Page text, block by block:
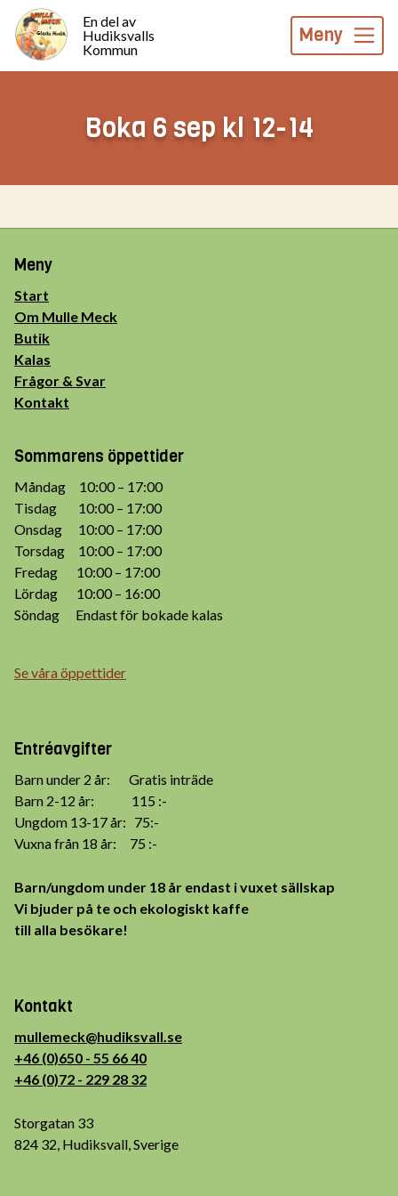
En del av
Hudiksvalls
Kommun
Meny
Boka 6 sep kl 12-14
Meny
Start
Om Mulle Meck
Butik
Kalas
Frågor & Svar
Kontakt
Sommarens öppettider
Måndag 10:00 – 17:00
Tisdag 10:00 – 17:00
Onsdag 10:00 – 17:00
Torsdag 10:00 – 17:00
Fredag 10:00 – 17:00
Lördag 10:00 – 16:00
Söndag Endast för bokade kalas
Se våra öppettider
Entréavgifter
Barn under 2 år: Gratis inträde
Barn 2-12 år: 115 :-
Ungdom 13-17 år: 75:-
Vuxna från 18 år: 75 :-
Barn/ungdom under 18 år endast i vuxet sällskap
Vi bjuder på te och ekologiskt kaffe
till alla besökare!
Kontakt
mullemeck@hudiksvall.se
+46 (0)650 - 55 66 40
+46 (0)72 - 229 28 32
Storgatan 33
824 32, Hudiksvall, Sverige